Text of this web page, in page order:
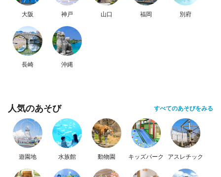
大阪 神戸 山口 福岡 別府
長崎 沖縄
人気のあそび すべてのあそびをみる
遊園地 水族館 動物園 キッズパーク アスレチック